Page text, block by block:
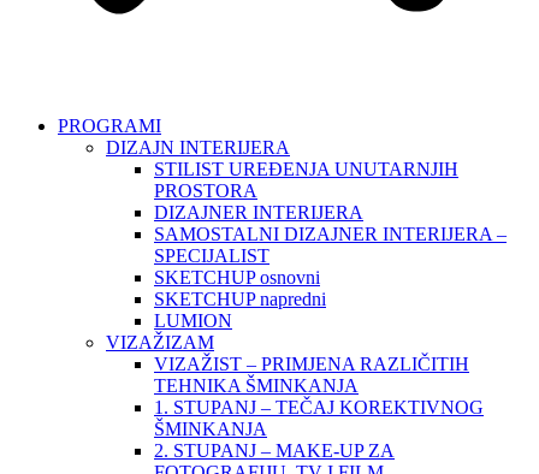
PROGRAMI
DIZAJN INTERIJERA
STILIST UREĐENJA UNUTARNJIH
PROSTORA
DIZAJNER INTERIJERA
SAMOSTALNI DIZAJNER INTERIJERA –
SPECIJALIST
SKETCHUP osnovni
SKETCHUP napredni
LUMION
VIZAŽIZAM
VIZAŽIST – PRIMJENA RAZLIČITIH
TEHNIKA ŠMINKANJA
1. STUPANJ – TEČAJ KOREKTIVNOG
ŠMINKANJA
2. STUPANJ – MAKE-UP ZA